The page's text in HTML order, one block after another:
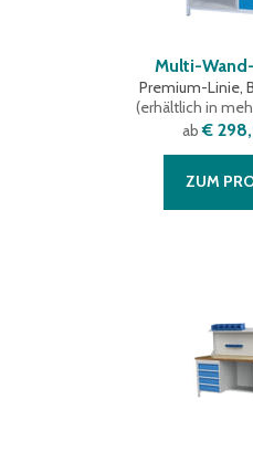
Multi-
Premium-Linie,
(erhältlich in
ab€
ZUM